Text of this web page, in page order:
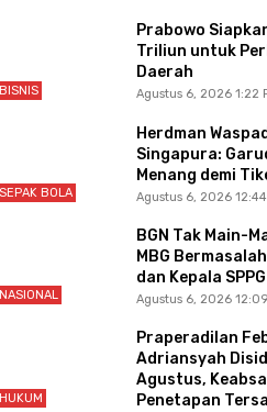
BISNIS
Prabowo
Triliun untuk
Daerah
Agustus 6, 2026 1:22
SEPAK BOLA
Herdman
Singapura:
Menang demi
Agustus 6, 2026 12:44
NASIONAL
BGN Tak Main-
MBG
dan Kepala
Agustus 6, 2026
HUKUM
Praperadilan
Adriansyah
Agustus,
Penetapan